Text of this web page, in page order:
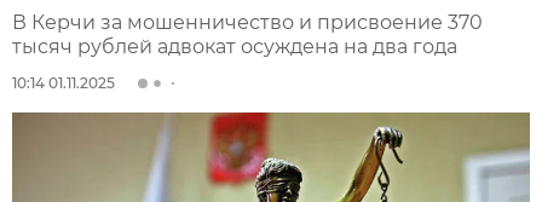
В Керчи за мошенничество и присвоение 370
тысяч рублей адвокат осуждена на два года
10:14 01.11.2025